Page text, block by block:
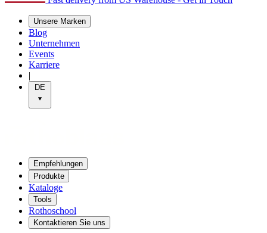
Unsere Marken
Blog
Unternehmen
Events
Karriere
|
DE
Empfehlungen
Produkte
Kataloge
Tools
Rothoschool
Kontaktieren Sie uns